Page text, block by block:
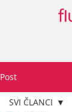
Post
SVI ČLANCI